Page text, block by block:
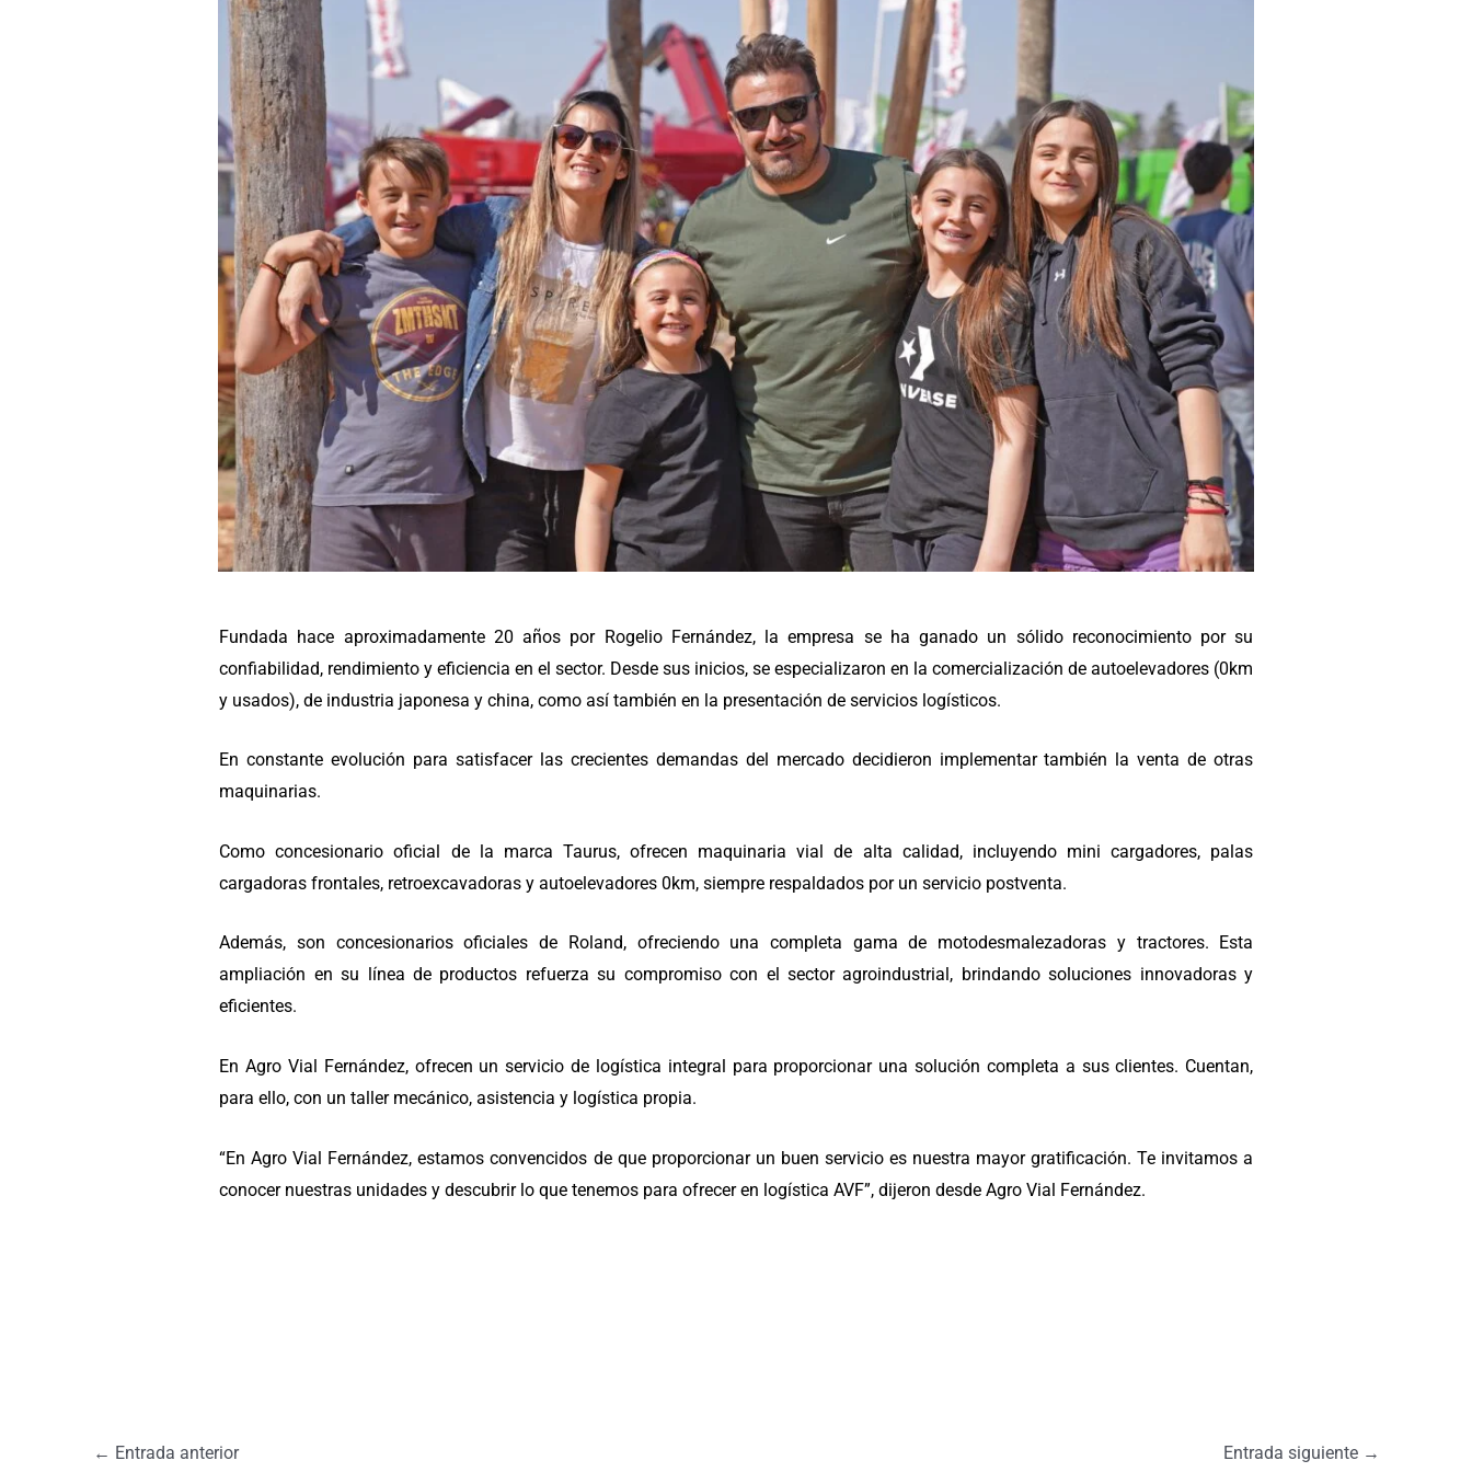
Fundada hace aproximadamente 20 años por Rogelio Fernández, la empresa se ha ganado un sólido reconocimiento por su
confiabilidad, rendimiento y eficiencia en el sector. Desde sus inicios, se especializaron en la comercialización de autoelevadores (0km
y usados), de industria japonesa y china, como así también en la presentación de servicios logísticos.
En constante evolución para satisfacer las crecientes demandas del mercado decidieron implementar también la venta de otras
maquinarias.
Como concesionario oficial de la marca Taurus, ofrecen maquinaria vial de alta calidad, incluyendo mini cargadores, palas
cargadoras frontales, retroexcavadoras y autoelevadores 0km, siempre respaldados por un servicio postventa.
Además, son concesionarios oficiales de Roland, ofreciendo una completa gama de motodesmalezadoras y tractores. Esta
ampliación en su línea de productos refuerza su compromiso con el sector agroindustrial, brindando soluciones innovadoras y
eficientes.
En Agro Vial Fernández, ofrecen un servicio de logística integral para proporcionar una solución completa a sus clientes. Cuentan,
para ello, con un taller mecánico, asistencia y logística propia.
“En Agro Vial Fernández, estamos convencidos de que proporcionar un buen servicio es nuestra mayor gratificación. Te invitamos a
conocer nuestras unidades y descubrir lo que tenemos para ofrecer en logística AVF”, dijeron desde Agro Vial Fernández.
← Entrada anterior Entrada siguiente →